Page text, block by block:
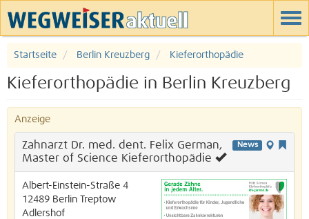
Startseite Berlin Kreuzberg Kieferorthopädie
Kieferorthopädie in Berlin Kreuzberg
Anzeige
News
Zahnarzt Dr. med. dent. Felix German,
Master of Science Kieferorthopädie
Albert-Einstein-Straße 4
12489 Berlin
Treptow
Adlershof